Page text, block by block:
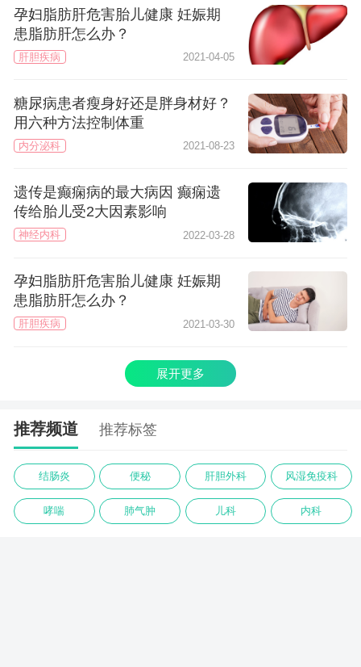
孕妇脂肪肝危害胎儿健康 妊娠期
患脂肪肝怎么办？
肝胆疾病 2021-04-05
糖尿病患者瘦身好还是胖身材好？
用六种方法控制体重
内分泌科 2021-08-23
遗传是癫痫病的最大病因 癫痫遗
传给胎儿受2大因素影响
神经内科 2022-03-28
孕妇脂肪肝危害胎儿健康 妊娠期
患脂肪肝怎么办？
肝胆疾病 2021-03-30
展开更多
推荐频道 推荐标签
结肠炎 便秘 肝胆外科 风湿免疫科
哮喘 肺气肿 儿科 内科